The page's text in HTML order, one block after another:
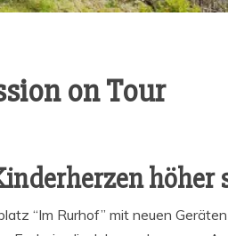
on Tour
höher
“Im Rur­hof” mit neu­en